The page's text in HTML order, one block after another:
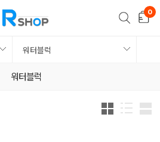
워터블럭
워터블럭